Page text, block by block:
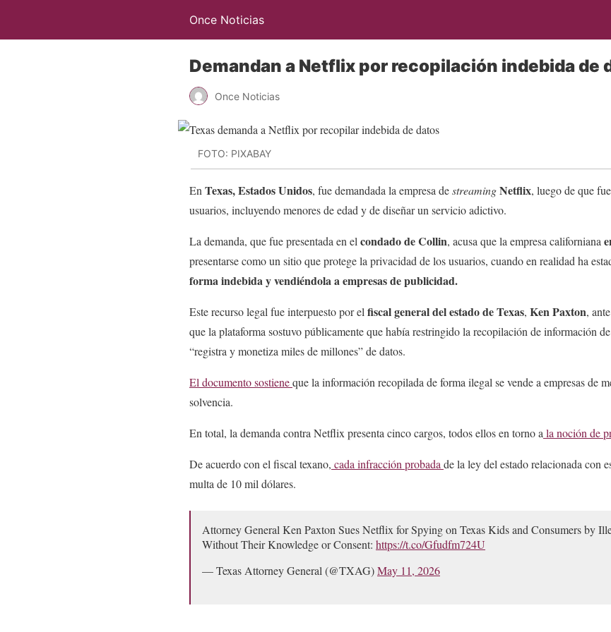
Once Noticias
Demandan a Netflix por recopilación indebida de
Once Noticias
FOTO: PIXABAY
En Texas, Estados Unidos, fue demandada la empresa destreamingNetflix, luego de que
usuarios, incluyendo menores de edad y de diseñar un servicio adictivo.
La demanda, que fue presentada en el condado de Collin, acusa que la empresa californiana
presentarse como un sitio que protege la privacidad de los usuarios, cuando en realidad ha
forma indebida y vendiéndola a empresas de publicidad.
Este recurso legal fue interpuesto por el fiscal general del estado de Texas, Ken Paxton,
que la plataforma sostuvo públicamente que había restringido la recopilación de información
“registra y monetiza miles de millones” de datos.
El documento sostieneque la información recopilada de forma ilegal se vende a empresas de
solvencia.
En total, la demanda contra Netflix presenta cinco cargos, todos ellos en torno a la noción de
De acuerdo con el fiscal texano, cada infracción probada de la ley del estado relacionada con
multa de 10 mil dólares.
Attorney General Ken Paxton Sues Netflix for Spying on Texas Kids and Consumers by
Without Their Knowledge or Consent: https://t.co/Gfudfm724U
— Texas Attorney General (@TXAG)May 11, 2026